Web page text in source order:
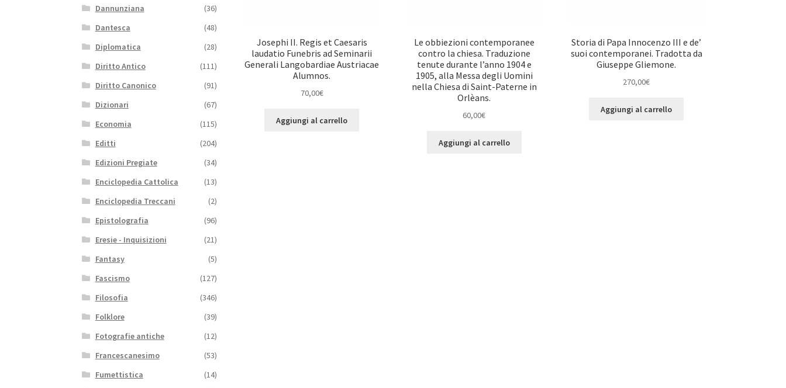
Josephi II. Regis et Caesaris
laudatio Funebris ad Seminarii
Generali Langobardiae Austriacae
Alumnos.
70,00€
Aggiungi al carrello
Le obbiezioni contemporanee
contro la chiesa. Traduzione
tenute durante l’anno 1904 e
1905, alla Messa degli Uomini
nella Chiesa di Saint-Paterne in
Orlèans.
60,00€
Aggiungi al carrello
Storia di Papa Innocenzo III e de’
suoi contemporanei. Tradotta da
Giuseppe Gliemone.
270,00€
Aggiungi al carrello
Dannunziana
(36)
Dantesca
(48)
Diplomatica
(28)
Diritto Antico
(111)
Diritto Canonico
(91)
Dizionari
(67)
Economia
(115)
Editti
(204)
Edizioni Pregiate
(34)
Enciclopedia Cattolica
(13)
Enciclopedia Treccani
(2)
Epistolografia
(96)
Eresie - Inquisizioni
(21)
Fantasy
(5)
Fascismo
(127)
Filosofia
(346)
Folklore
(39)
Fotografie antiche
(12)
Francescanesimo
(53)
Fumettistica
(14)